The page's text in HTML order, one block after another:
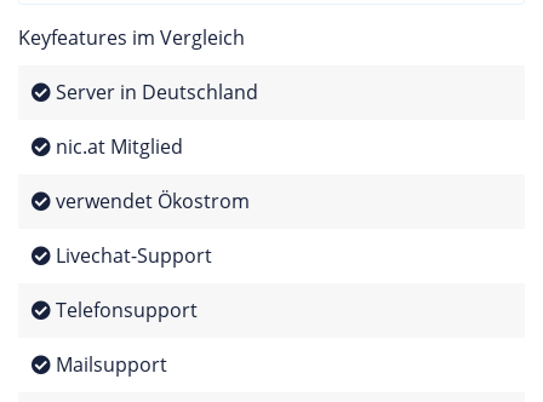
Keyfeatures im Vergleich
Server in Deutschland
nic.at Mitglied
verwendet Ökostrom
Livechat-Support
Telefonsupport
Mailsupport